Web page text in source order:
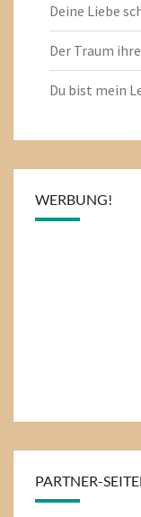
Deine Liebe
Der Traum
Du bist mein
WERBUNG!
PARTNER-